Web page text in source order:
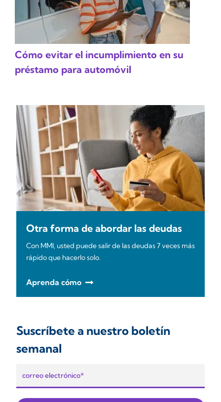
Cómo evitar el incumplimiento en su
préstamo para automóvil
Otra forma de abordar las deudas
Con MMI, usted puede salir de las deudas 7 veces más
rápido que hacerlo solo.
Aprenda cómo
Suscríbete a nuestro boletín
semanal